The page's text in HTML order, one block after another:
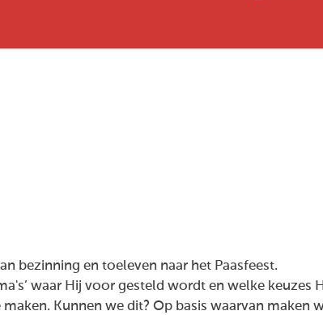
bezinning en toeleven naar het Paasfeest.
waar Hij voor gesteld wordt en welke keuzes
Kunnen we dit? Op basis waarvan maken